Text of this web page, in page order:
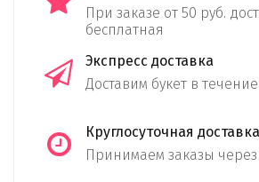
При заказе от 50 руб.
бесплатная
Экспресс доставка
Доставим букет в
Круглосуточная доставка
Принимаем заказы через